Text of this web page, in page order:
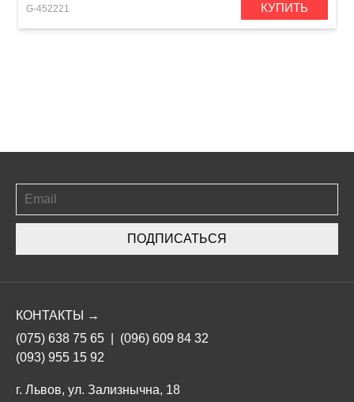
G-452221 КУПИТЬ
ПОДПИСАТЬСЯ
КОНТАКТЫ →
(075) 638 75 65
(096) 609 84 32
(093) 955 15 92
г. Львов, ул. Зализнычна, 18